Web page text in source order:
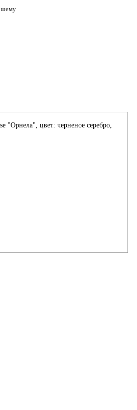
"Орнела", цвет: черненое серебро,